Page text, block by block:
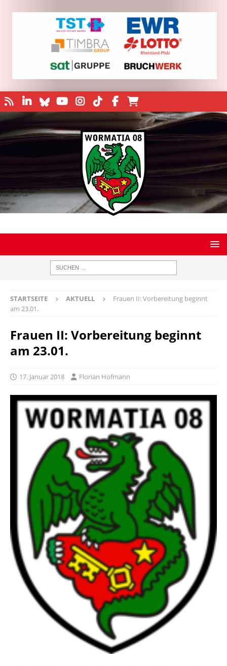
STARTSEITE AKTUELL
Frauen II: Vorbereitung beginnt
am 23.01.
Frauen II: Vorbereitung beginnt
am 23.01.
17. Januar 2018 Florian Hofmann